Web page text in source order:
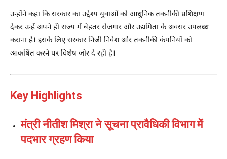
उन्होंने कहा कि सरकार का उद्देश्य युवाओं को आधुनिक तकनीकी प्रशिक्षण
देकर उन्हें अपने ही राज्य में बेहतर रोजगार और उद्यमिता के अवसर उपलब्ध
कराना है। इसके लिए सरकार निजी निवेश और तकनीकी कंपनियों को
आकर्षित करने पर विशेष जोर दे रही है।
Key Highlights
मंत्री नीतीश मिश्रा ने सूचना प्रावैधिकी विभाग में
पदभार ग्रहण किया